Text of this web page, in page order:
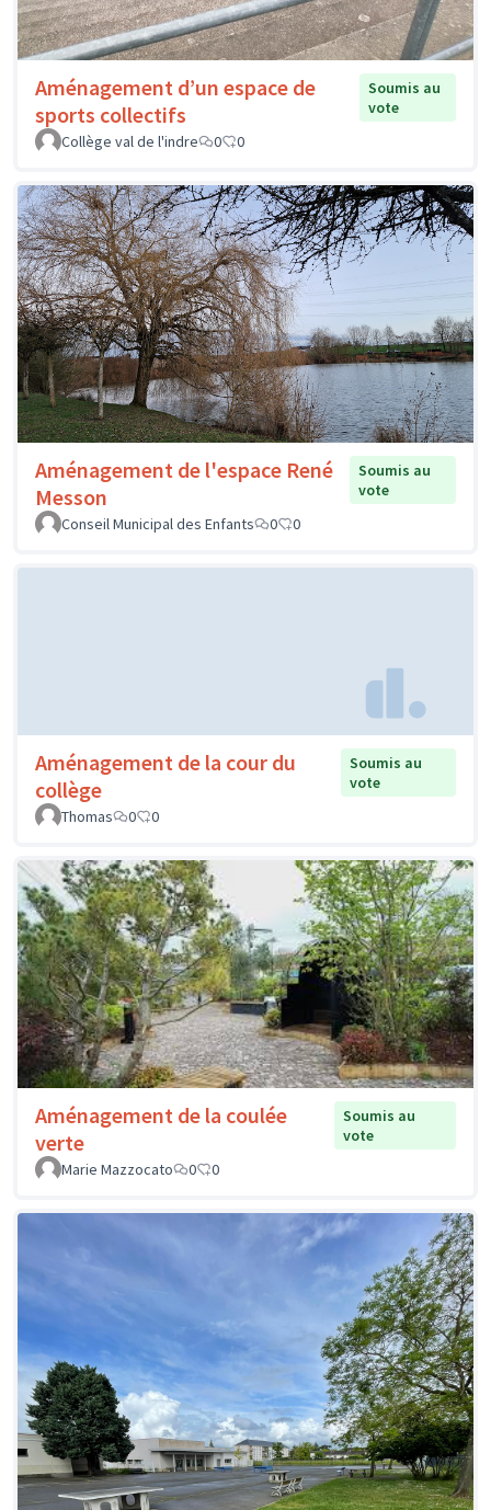
Aménagement d’un espace de
sports collectifs
Soumis au
vote
Collège val de l'indre
0 0
Aménagement de l'espace René
Messon
Soumis au
vote
Conseil Municipal des Enfants
0 0
Aménagement de la cour du
collège
Soumis au
vote
Thomas
0 0
Aménagement de la coulée
verte
Soumis au
vote
Marie Mazzocato
0 0